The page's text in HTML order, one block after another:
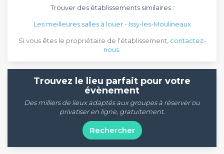
Trouver des établissements similaires :
Les meilleures salles à louer - Issy-les-Moulineaux
Si vous êtes le propriétaire de l'établissement, contactez-
nous
Trouvez le lieu parfait pour votre
évènement
Des milliers de lieux adaptés aux groupes à réserver ou
privatiser en ligne, gratuitement.
Rechercher